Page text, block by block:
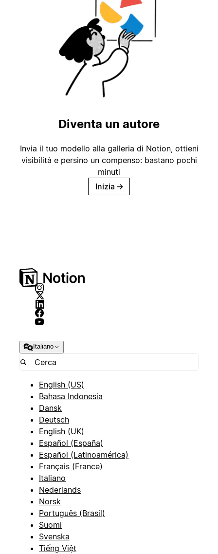
Diventa un autore
Invia il tuo modello alla galleria di Notion, ottieni
visibilità e persino un compenso: bastano pochi
minuti
Inizia →
Italiano
English (US)
Bahasa Indonesia
Dansk
Deutsch
English (UK)
Español (España)
Español (Latinoamérica)
Français (France)
Italiano
Nederlands
Norsk
Português (Brasil)
Suomi
Svenska
Tiếng Việt